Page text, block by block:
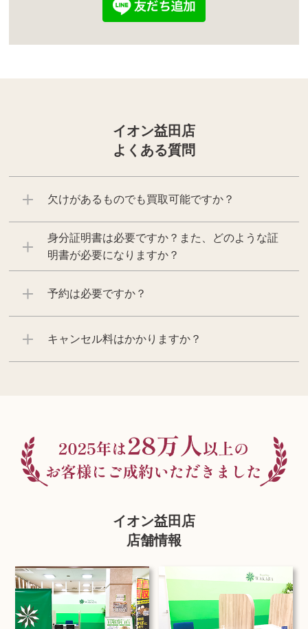
イオン益田店
よくある質問
欠けがあるものでも買取可能ですか？
身分証明書は必要ですか？また、どのような証
明書が必要になりますか？
予約は必要ですか？
キャンセル料はかかりますか？
イオン益田店
店舗情報